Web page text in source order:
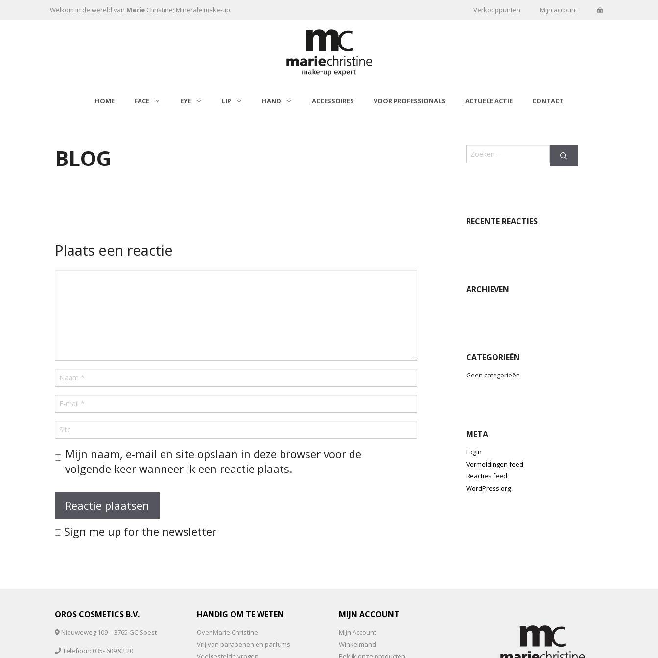
Ga naar de inhoud
Welkom in de wereld van Marie Christine; Minerale make-up Verkooppunten Mijn account
HOME FACE EYE LIP HAND ACCESSOIRES VOOR PROFESSIONALS ACTUELE ACTIE CONTACT
BLOG
Plaats een reactie
Naam
E-mail
Site
Mijn naam, e-mail en site opslaan in deze browser voor de
volgende keer wanneer ik een reactie plaats.
Sign me up for the newsletter
RECENTE REACTIES
ARCHIEVEN
CATEGORIEËN
Geen categorieën
META
Login
Vermeldingen feed
Reacties feed
WordPress.org
OROS COSMETICS B.V.
Nieuweweg 109 – 3765 GC Soest
Telefoon: 035- 609 92 20
HANDIG OM TE WETEN
Over Marie Christine
Vrij van parabenen en parfums
Veelgestelde vragen
MIJN ACCOUNT
Mijn Account
Winkelmand
Bekijk onze producten